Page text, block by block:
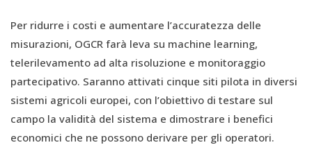
Per ridurre i costi e aumentare l’accuratezza delle
misurazioni, OGCR farà leva su machine learning,
telerilevamento ad alta risoluzione e monitoraggio
partecipativo. Saranno attivati cinque siti pilota in diversi
sistemi agricoli europei, con l’obiettivo di testare sul
campo la validità del sistema e dimostrare i benefici
economici che ne possono derivare per gli operatori.